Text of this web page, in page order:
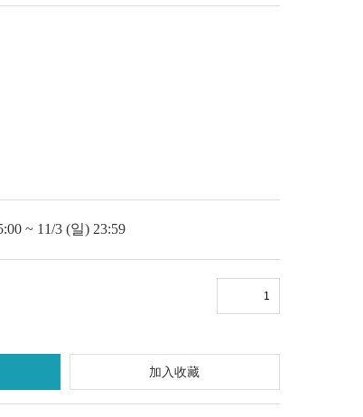
~ 11/3 (일) 23:59
加入收藏